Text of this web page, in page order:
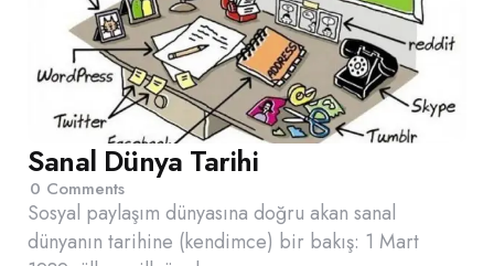
Sanal Dünya Tarihi
0 Comments
Sosyal paylaşım dünyasına doğru akan sanal
dünyanın tarihine (kendimce) bir bakış: 1 Mart